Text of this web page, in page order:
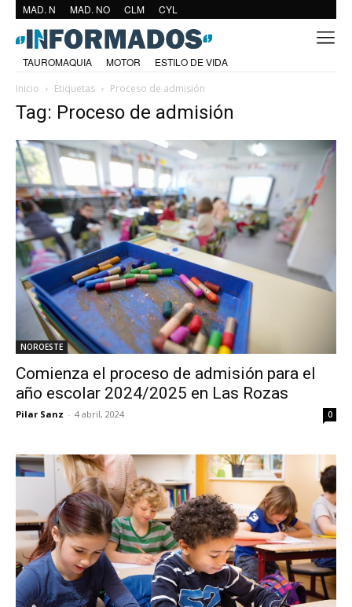
MAD. N MAD. NO CLM CYL
TAUROMAQUIA MOTOR
ESTILO DE VIDA
Inicio
Etiquetas Proceso de admisión
Tag: Proceso de admisión
NOROESTE
Comienza el proceso de admisión para el
año escolar 2024/2025 en Las Rozas
Pilar Sanz - 4 abril, 2024 0